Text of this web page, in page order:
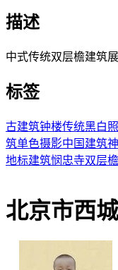
描述
中式传统双层檐建筑
标签
古建筑钟楼传统黑白
筑单色摄影中国建筑
地标建筑悯忠寺双层檐
北京市西